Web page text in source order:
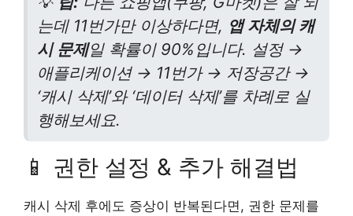
는데 11번가만 이상하다면, 앱 자체의 캐
시 문제일 확률이 90%입니다. 설정 →
애플리케이션 → 11번가 → 저장공간 →
‘캐시 삭제’와 ‘데이터 삭제’를 차례로 실
행해보세요.
📱 권한 설정 & 추가 해결법
캐시 삭제 후에도 증상이 반복된다면, 권한 문제를